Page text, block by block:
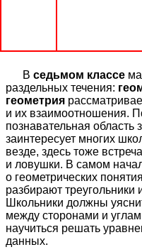
В седьмом классе
раздельных течения:
геометрия
и их взаимоотношения.
познавательная область
заинтересует многих
везде, здесь тоже
и ловушки. В самом
о геометрических
разбирают
Школьники должны
между сторонами и
научиться решать
данных.